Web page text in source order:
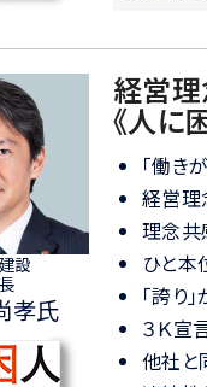
設
孝氏
経営
《人に
「働き
経営理
理念共
ひと本
「誇り
３Ｋ宣
他社と